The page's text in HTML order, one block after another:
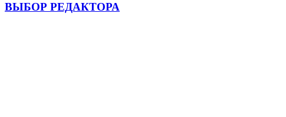
ВЫБОР РЕДАКТОРА